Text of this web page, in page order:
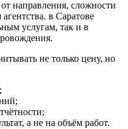
направления, сложности
в Саратове
услугам, так и в
не только цену, но
а не на объём работ.